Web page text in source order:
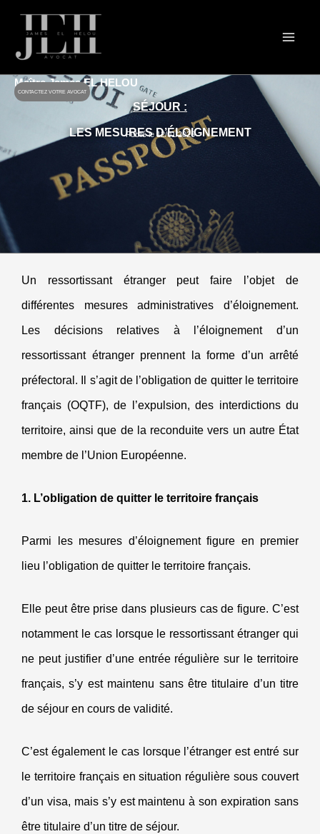
contenu
Maître James EL HELOU
CONTACTEZ VOTRE AVOCAT
SÉJOUR :
LES MESURES D’ÉLOIGNEMENT
Publié le 12/01/2026
Un ressortissant étranger peut faire l’objet de
différentes mesures administratives d’éloignement.
Les décisions relatives à l’éloignement d’un
ressortissant étranger prennent la forme d’un arrêté
préfectoral. Il s’agit de l’obligation de quitter le territoire
français (OQTF), de l’expulsion, des interdictions du
territoire, ainsi que de la reconduite vers un autre État
membre de l’Union Européenne.
1. L’obligation de quitter le territoire français
Parmi les mesures d’éloignement figure en premier
lieu l’obligation de quitter le territoire français.
Elle peut être prise dans plusieurs cas de figure. C’est
notamment le cas lorsque le ressortissant étranger qui
ne peut justifier d’une entrée régulière sur le territoire
français, s’y est maintenu sans être titulaire d’un titre
de séjour en cours de validité.
C’est également le cas lorsque l’étranger est entré sur
le territoire français en situation régulière sous couvert
d’un visa, mais s’y est maintenu à son expiration sans
être titulaire d’un titre de séjour.